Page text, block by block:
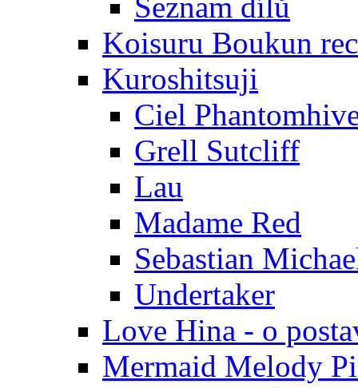
Koisuru Boukun
Kuroshitsuji
Ciel
Grell Sutcliff
Lau
Madame Red
Sebastian
Undertaker
Love Hina - o
Mermaid Melody